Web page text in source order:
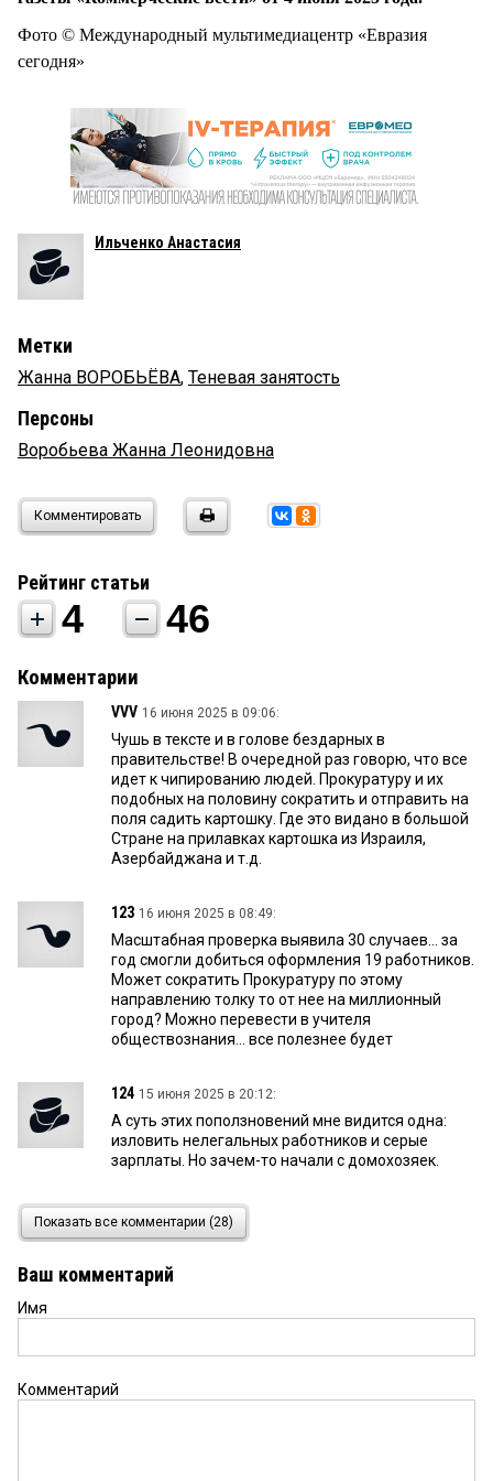
Фото © Международный мультимедиацентр «Евразия
сегодня»
Ильченко Анастасия
Метки
Жанна ВОРОБЬЁВА, Теневая занятость
Персоны
Воробьева Жанна Леонидовна
Комментировать
Рейтинг статьи
4 46
Комментарии
VVV 16 июня 2025 в 09:06:
Чушь в тексте и в голове бездарных в
правительстве! В очередной раз говорю, что все
идет к чипированию людей. Прокуратуру и их
подобных на половину сократить и отправить на
поля садить картошку. Где это видано в большой
Стране на прилавках картошка из Израиля,
Азербайджана и т.д.
123 16 июня 2025 в 08:49:
Масштабная проверка выявила 30 случаев... за
год смогли добиться оформления 19 работников.
Может сократить Прокуратуру по этому
направлению толку то от нее на миллионный
город? Можно перевести в учителя
обществознания... все полезнее будет
124 15 июня 2025 в 20:12:
А суть этих поползновений мне видится одна:
изловить нелегальных работников и серые
зарплаты. Но зачем-то начали с домохозяек.
15 июня 2025 в 20:10:
Дервиш, вольных граждан мужского пола
Василий 15 июня 2025 в 17:42:
высчитывать, то есть я нарушив закон должен
был сострагать ребенка в 17 что бы его, не
Показать все комментарии (28)
Ваш комментарий
Имя
Комментарий